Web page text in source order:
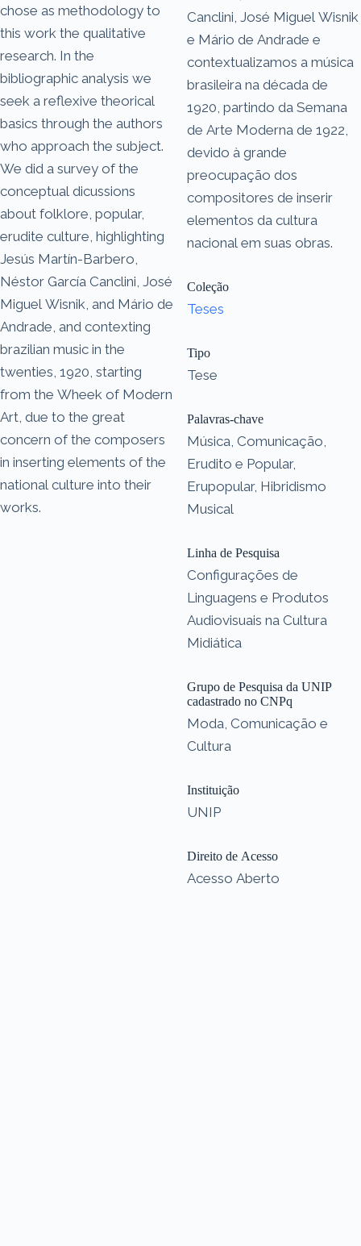
chose as methodology to
this work the qualitative
research. In the
bibliographic analysis we
seek a reflexive theorical
basics through the authors
who approach the subject.
We did a survey of the
conceptual dicussions
about folklore, popular,
erudite culture, highlighting
Jesús Martín-Barbero,
Néstor García Canclini, José
Miguel Wisnik, and Mário de
Andrade, and contexting
brazilian music in the
twenties, 1920, starting
from the Wheek of Modern
Art, due to the great
concern of the composers
in inserting elements of the
national culture into their
works.
Canclini, José Miguel Wisnik
e Mário de Andrade e
contextualizamos a música
brasileira na década de
1920, partindo da Semana
de Arte Moderna de 1922,
devido à grande
preocupação dos
compositores de inserir
elementos da cultura
nacional em suas obras.
Coleção
Teses
Tipo
Tese
Palavras-chave
Música, Comunicação,
Erudito e Popular,
Erupopular, Hibridismo
Musical
Linha de Pesquisa
Configurações de
Linguagens e Produtos
Audiovisuais na Cultura
Midiática
Grupo de Pesquisa da UNIP
cadastrado no CNPq
Moda, Comunicação e
Cultura
Instituição
UNIP
Direito de Acesso
Acesso Aberto